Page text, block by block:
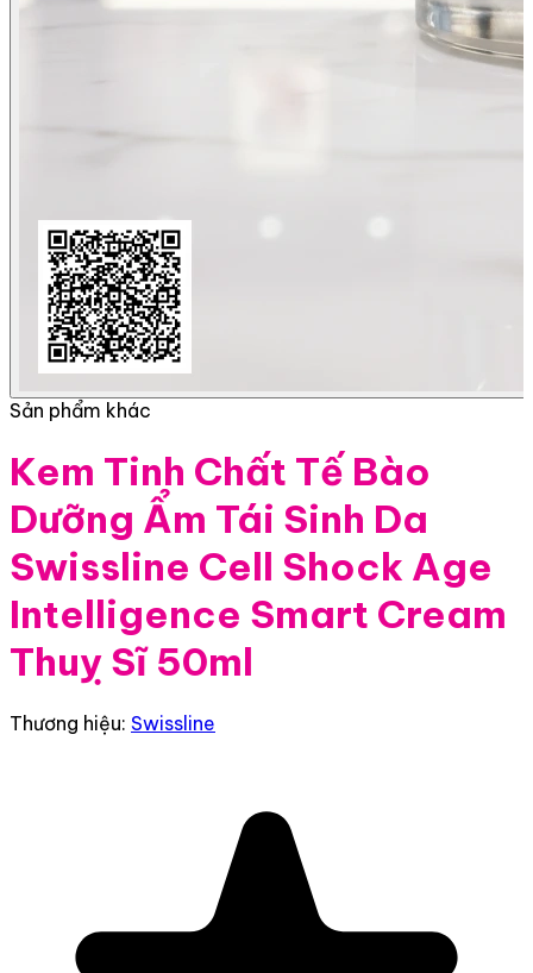
Sản phẩm khác
Kem Tinh Chất Tế Bào
Dưỡng Ẩm Tái Sinh Da
Swissline Cell Shock Age
Intelligence Smart Cream
Thuỵ Sĩ 50ml
Thương hiệu: Swissline